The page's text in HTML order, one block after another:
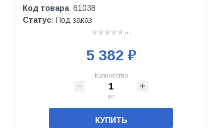
Код товара: 61038
Статус: Под заказ
( 0 )
5 382 ₽
Количество
шт
КУПИТЬ